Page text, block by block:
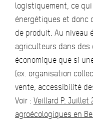
logistiquement, ce
énergétiques et donc
de produit. Au niveau
agriculteurs dans
économique que si
(ex. organisation
vente, accessibilité
Voir : Veillard P. Juillet
agroécologiques en